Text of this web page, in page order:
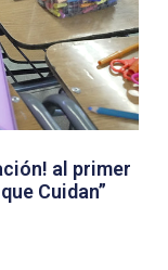
al primer
Cuidan”